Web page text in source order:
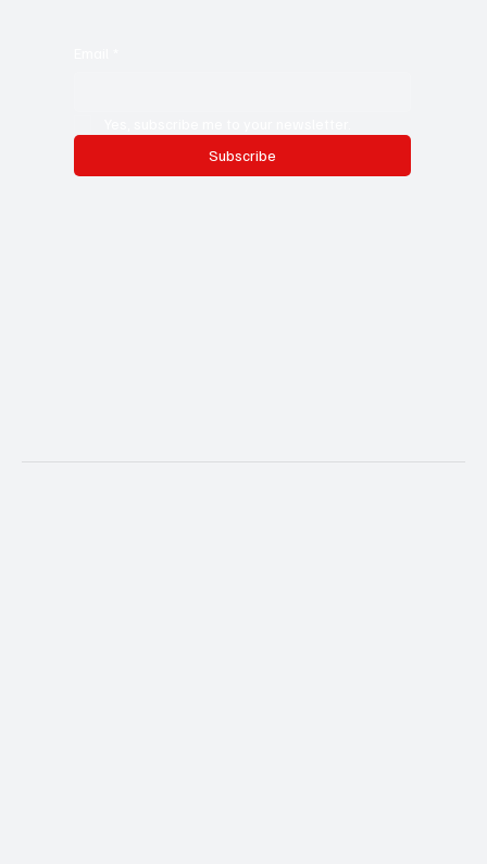
Subscribe